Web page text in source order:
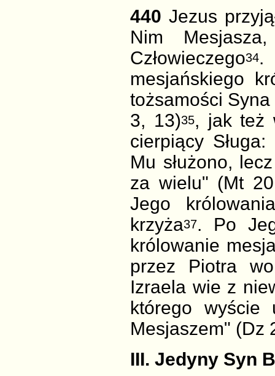
440Jezus
Nim
Człowieczego34.
mesjańskiego
tożsamości Syna
3, 13)35, jak też
cierpiący
Mu służono,
za wielu" (Mt
Jego
krzyża37. Po
królowanie
przez Piotra
Izraela wie z
którego wyście
Mesjaszem" (Dz
III. Jedyny Syn